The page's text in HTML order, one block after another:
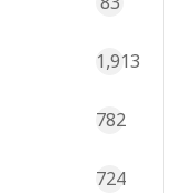
1,913
782
724